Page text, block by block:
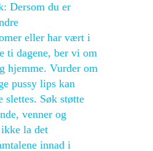
Dersom du er
eller har vært i
ti dagene, ber vi om
hjemme. Vurder om
pussy lips kan
slettes. Søk støtte
venner og
la det
innad i